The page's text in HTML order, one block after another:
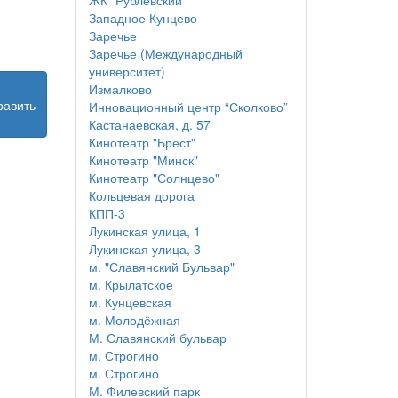
Западное Кунцево
Заречье
Заречье (Международный
университет)
Измалково
Инновационный центр “Сколково”
Кастанаевская, д. 57
Кинотеатр "Брест"
Кинотеатр "Минск"
Кинотеатр "Солнцево"
Кольцевая дорога
КПП-3
Лукинская улица, 1
Лукинская улица, 3
м. "Славянский Бульвар"
м. Крылатское
м. Кунцевская
м. Молодёжная
М. Славянский бульвар
м. Строгино
м. Строгино
М. Филевский парк